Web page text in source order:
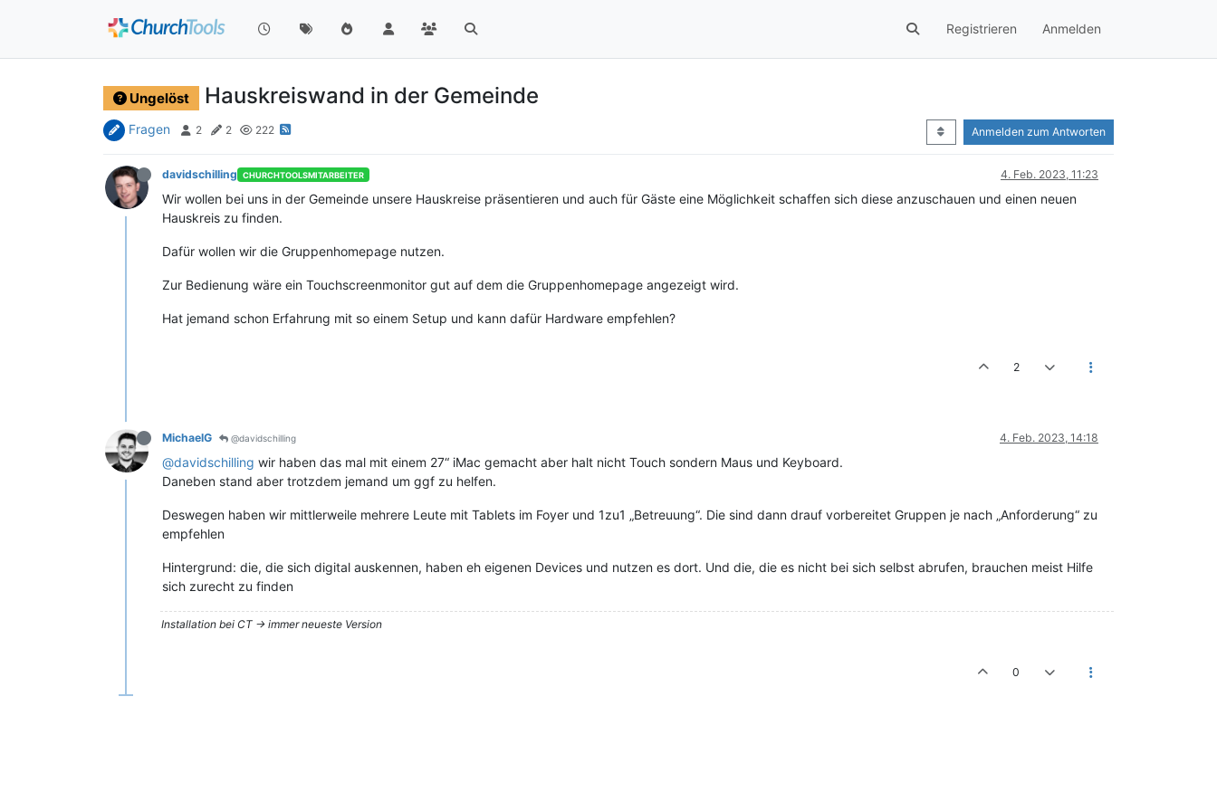
Registrieren Anmelden
Ungelöst Hauskreiswand in der Gemeinde
Fragen 2 2 222 Anmelden zum Antworten
davidschilling CHURCHTOOLSMITARBEITER 4. Feb. 2023, 11:23
Wir wollen bei uns in der Gemeinde unsere Hauskreise präsentieren und auch für Gäste eine Möglichkeit schaffen sich diese anzuschauen und einen neuen
Hauskreis zu finden.
Dafür wollen wir die Gruppenhomepage nutzen.
Zur Bedienung wäre ein Touchscreenmonitor gut auf dem die Gruppenhomepage angezeigt wird.
Hat jemand schon Erfahrung mit so einem Setup und kann dafür Hardware empfehlen?
2
MichaelG @davidschilling 4. Feb. 2023, 14:18
@davidschilling wir haben das mal mit einem 27“ iMac gemacht aber halt nicht Touch sondern Maus und Keyboard.
Daneben stand aber trotzdem jemand um ggf zu helfen.
Deswegen haben wir mittlerweile mehrere Leute mit Tablets im Foyer und 1zu1 „Betreuung“. Die sind dann drauf vorbereitet Gruppen je nach „Anforderung“ zu
empfehlen
Hintergrund: die, die sich digital auskennen, haben eh eigenen Devices und nutzen es dort. Und die, die es nicht bei sich selbst abrufen, brauchen meist Hilfe
sich zurecht zu finden
Installation bei CT -> immer neueste Version
0